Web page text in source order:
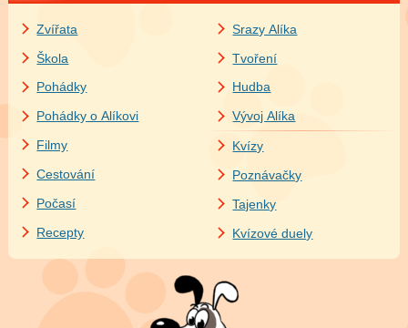
Zvířata
Škola
Pohádky
Pohádky o Alíkovi
Filmy
Cestování
Počasí
Recepty
Srazy Alíka
Tvoření
Hudba
Vývoj Alíka
Kvízy
Poznávačky
Tajenky
Kvízové duely